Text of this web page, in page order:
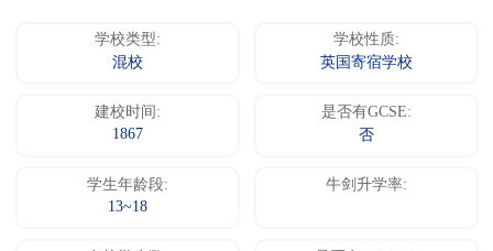
学校类型:
混校
学校性质:
英国寄宿学校
建校时间:
1867
是否有GCSE:
否
学生年龄段:
13~18
牛剑升学率: